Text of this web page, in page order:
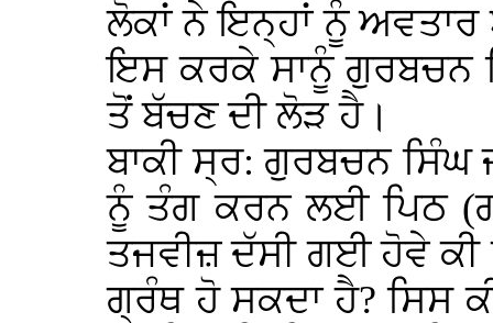
ਲੋਕਾਂ ਨੇ ਇਨ੍ਹਾਂ ਨੂੰ ਅਵਤਾਰ
ਇਸ ਕਰਕੇ ਸਾਨੂੰ ਗੁਰਬਚਨ
ਤੋਂ ਬੱਚਣ ਦੀ ਲੋੜ ਹੈ।
ਬਾਕੀ ਸ੍ਰ: ਗੁਰਬਚਨ ਸਿੰਘ
ਨੂੰ ਤੰਗ ਕਰਨ ਲਈ ਪਿਠ
ਤਜਵੀਜ਼ ਦੱਸੀ ਗਈ ਹੋਵੇ
ਗ੍ਰੰਥ ਹੋ ਸਕਦਾ ਹੈ? ਸਿਸ